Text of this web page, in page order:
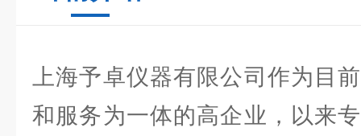
上海予卓仪器有限公司作为目
和服务为一体的高企业，以来